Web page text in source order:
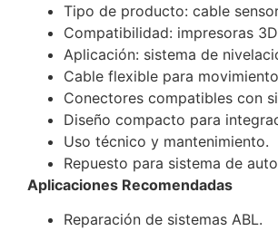
Tipo de producto: cable
Compatibilidad: impresoras
Aplicación: sistema de
Cable flexible para
Conectores compatibles con
Diseño compacto para
Uso técnico y mantenimiento.
Repuesto para sistema de
Aplicaciones Recomendadas
Reparación de sistemas ABL.